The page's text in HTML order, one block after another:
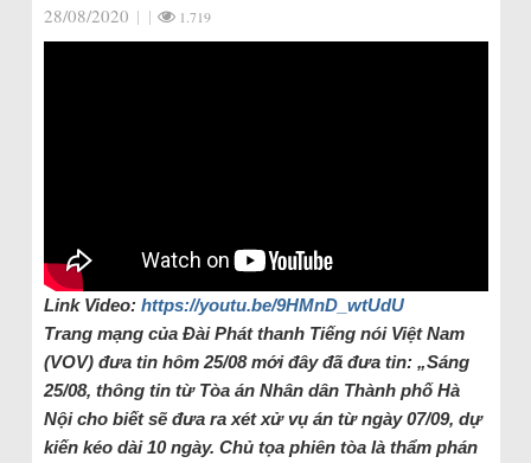
28/08/2020 | | 1.719
Link Video: https://youtu.be/9HMnD_wtUdU
Trang mạng của Đài Phát thanh Tiếng nói Việt Nam
(VOV) đưa tin hôm 25/08 mới đây đã đưa tin: „Sáng
25/08, thông tin từ Tòa án Nhân dân Thành phố Hà
Nội cho biết sẽ đưa ra xét xử vụ án từ ngày 07/09, dự
kiến kéo dài 10 ngày. Chủ tọa phiên tòa là thẩm phán